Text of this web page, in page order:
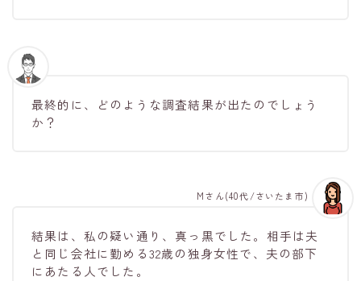
最終的に、どのような調査結果が出たのでしょう
か？
結果は、私の疑い通り、真っ黒でした。相手は夫
と同じ会社に勤める32歳の独身女性で、夫の部下
にあたる人でした。
Mさん(40代/さいたま市)